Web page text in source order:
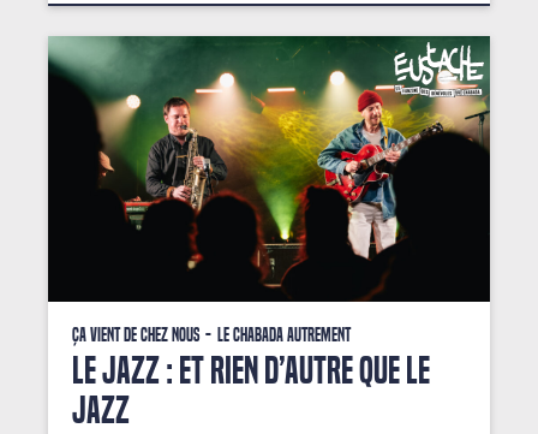
Ça vient de chez nous Le Chabada autrement
LE JAZZ : ET RIEN D’AUTRE QUE LE
JAZZ